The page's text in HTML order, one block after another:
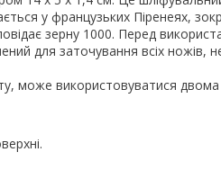
у французьких Піренеях,
зерну 1000. Перед
для заточування всіх ножів,
може використовуватися двома